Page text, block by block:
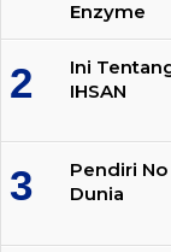
Enzyme
Ini
IHSAN
Pendiri
Dunia